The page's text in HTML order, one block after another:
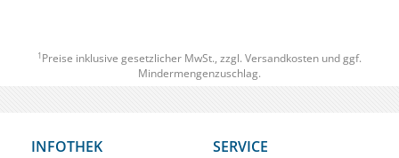
1 Preise inklusive gesetzlicher MwSt., zzgl. Versandkosten und ggf.
Mindermengenzuschlag.
INFOTHEK SERVICE